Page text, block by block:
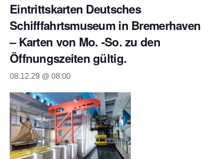
Eintrittskarten Deutsches
Schifffahrtsmuseum in Bremerhaven
– Karten von Mo. -So. zu den
Öffnungszeiten gültig.
08.12.29 @ 08:00